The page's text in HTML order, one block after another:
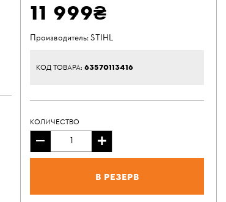
11 999₴
Производитель:STIHL
КОД ТОВАРА: 63570113416
КОЛИЧЕСТВО
В резерв